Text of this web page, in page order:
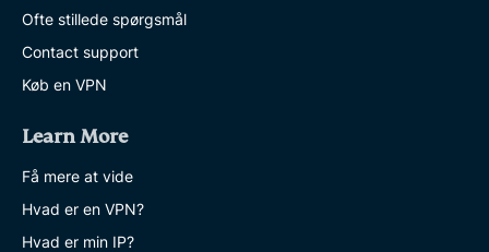
Ofte stillede spørgsmål
Contact support
Køb en VPN
Learn More
Få mere at vide
Hvad er en VPN?
Hvad er min IP?